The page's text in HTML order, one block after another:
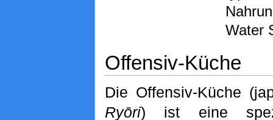
Water
Offensiv-Küche
Die Offensiv-Küche
Ryōri) ist eine